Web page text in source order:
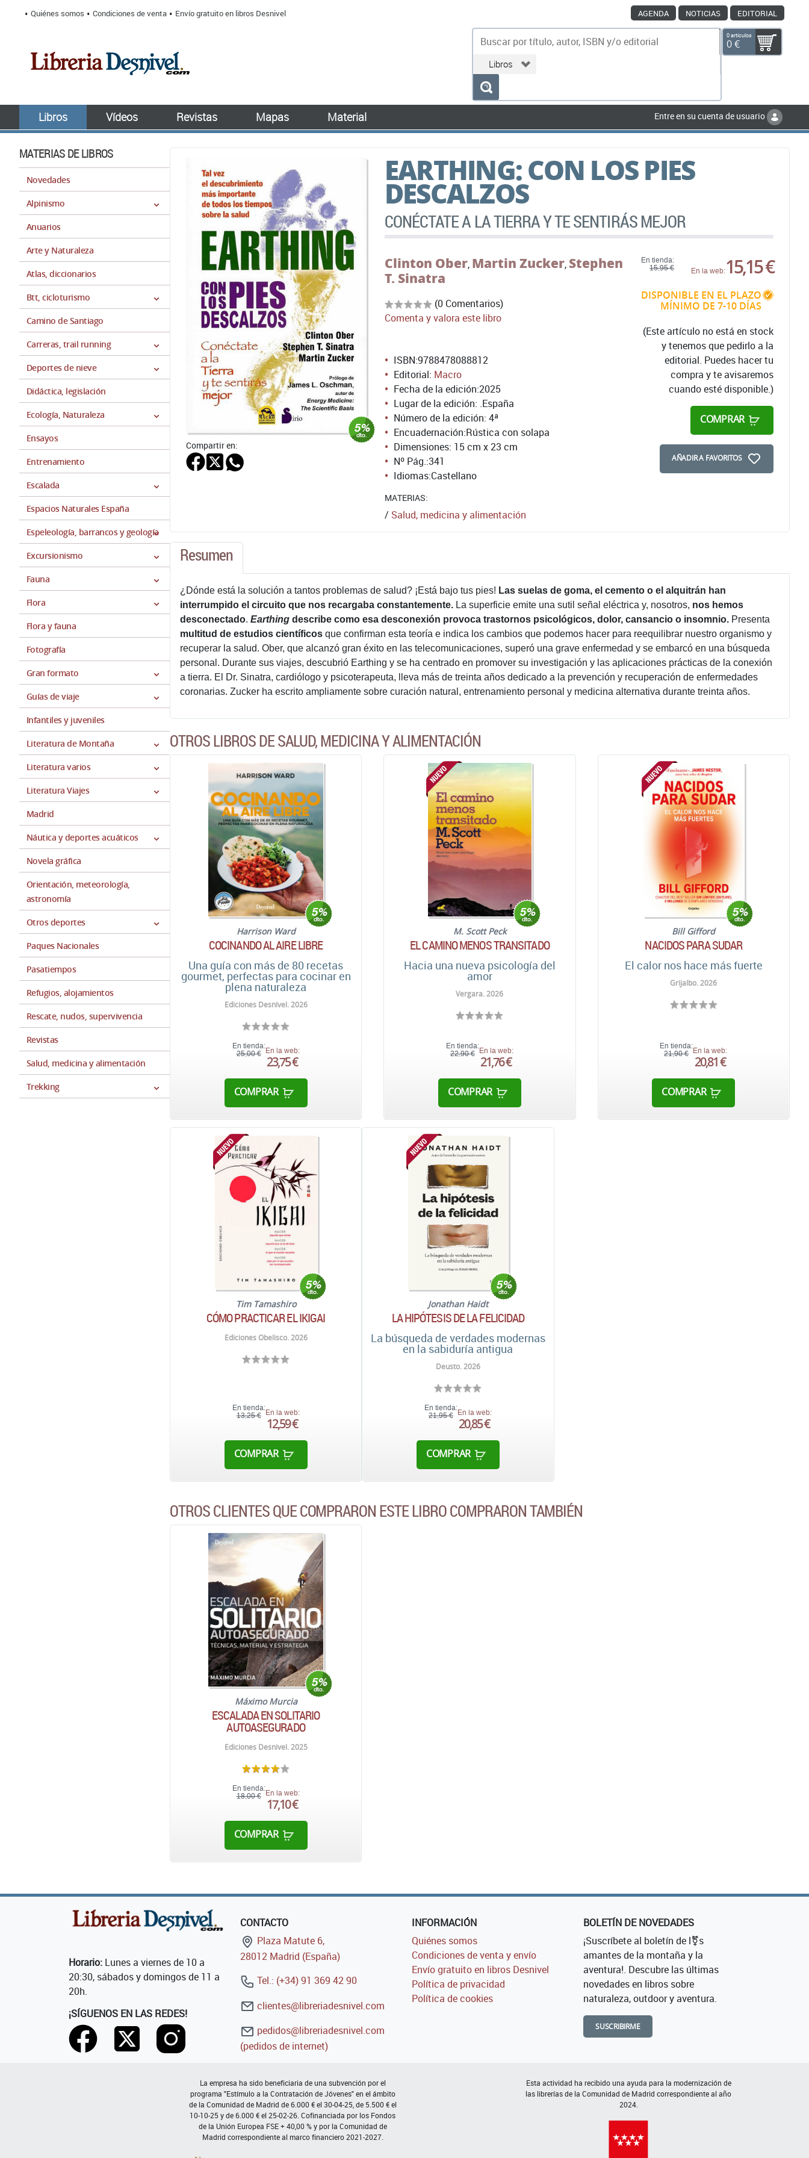
Quiénes somos Condiciones de venta Envío gratuito en libros Desnivel AGENDA NOTICIAS EDITORIAL
0 artículos
0 €
Libros Vídeos Revistas Mapas Material Entre en su cuenta de usuario
MATERIAS DE LIBROS
Novedades
Alpinismo
Anuarios
Arte y Naturaleza
Atlas, diccionarios
Btt, cicloturismo
Camino de Santiago
Carreras, trail running
Deportes de nieve
Didáctica, legislación
Ecología, Naturaleza
Ensayos
Entrenamiento
Escalada
Espacios Naturales España
Espeleología, barrancos y geología
Excursionismo
Fauna
Flora
Flora y fauna
Fotografía
Gran formato
Guías de viaje
Infantiles y juveniles
Literatura de Montaña
Literatura varios
Literatura Viajes
Madrid
Náutica y deportes acuáticos
Novela gráfica
Orientación, meteorología,
astronomía
Otros deportes
Paques Nacionales
Pasatiempos
Refugios, alojamientos
Rescate, nudos, supervivencia
Revistas
Salud, medicina y alimentación
Trekking
EARTHING: CON LOS PIES
DESCALZOS
CONÉCTATE A LA TIERRA Y TE SENTIRÁS MEJOR
Compartir en:
Clinton Ober, Martin Zucker, Stephen
T. Sinatra
(0 Comentarios)
Comenta y valora este libro
En tienda:
15,95 €
En la web:15,15 €
DISPONIBLE EN EL PLAZO
MÍNIMO DE 7-10 DÍAS
(Este artículo no está en stock
y tenemos que pedirlo a la
editorial. Puedes hacer tu
compra y te avisaremos
cuando esté disponible.)
COMPRAR
AÑADIR A FAVORITOS
ISBN:9788478088812
Editorial: Macro
Fecha de la edición:2025
Lugar de la edición: .España
Número de la edición: 4ª
Encuadernación:Rústica con solapa
Dimensiones: 15 cm x 23 cm
Nº Pág.:341
Idiomas:Castellano
MATERIAS:
/ Salud, medicina y alimentación
Resumen
¿Dónde está la solución a tantos problemas de salud? ¡Está bajo tus pies! Las suelas de goma, el cemento o el alquitrán han
interrumpido el circuito que nos recargaba constantemente. La superficie emite una sutil señal eléctrica y, nosotros, nos hemos
desconectado. Earthing describe como esa desconexión provoca trastornos psicológicos, dolor, cansancio o insomnio. Presenta
multitud de estudios científicos que confirman esta teoría e indica los cambios que podemos hacer para reequilibrar nuestro organismo y
recuperar la salud. Ober, que alcanzó gran éxito en las telecomunicaciones, superó una grave enfermedad y se embarcó en una búsqueda
personal. Durante sus viajes, descubrió Earthing y se ha centrado en promover su investigación y las aplicaciones prácticas de la conexión
a tierra. El Dr. Sinatra, cardiólogo y psicoterapeuta, lleva más de treinta años dedicado a la prevención y recuperación de enfermedades
coronarias. Zucker ha escrito ampliamente sobre curación natural, entrenamiento personal y medicina alternativa durante treinta años.
OTROS LIBROS DE SALUD, MEDICINA Y ALIMENTACIÓN
Harrison Ward
COCINANDO AL AIRE LIBRE
Una guía con más de 80 recetas
gourmet, perfectas para cocinar en
plena naturaleza
Ediciones Desnivel. 2026
En tienda:
25,00 € En la web:
23,75 €
COMPRAR
M. Scott Peck
EL CAMINO MENOS TRANSITADO
Hacia una nueva psicología del
amor
Vergara. 2026
En tienda:
22,90 € En la web:
21,76 €
COMPRAR
Bill Gifford
NACIDOS PARA SUDAR
El calor nos hace más fuerte
Grijalbo. 2026
En tienda:
21,90 €
En la web:
20,81 €
COMPRAR
Tim Tamashiro
CÓMO PRACTICAR EL IKIGAI
Ediciones Obelisco. 2026
En tienda:
13,25 € En la web:
12,59 €
COMPRAR
Jonathan Haidt
LA HIPÓTESIS DE LA FELICIDAD
La búsqueda de verdades modernas
en la sabiduría antigua
Deusto. 2026
En tienda:
21,95 € En la web:
20,85 €
COMPRAR
OTROS CLIENTES QUE COMPRARON ESTE LIBRO COMPRARON TAMBIÉN
Máximo Murcia
ESCALADA EN SOLITARIO
AUTOASEGURADO
Ediciones Desnivel. 2025
En tienda:
18,00 € En la web:
17,10 €
COMPRAR
Horario: Lunes a viernes de 10 a
20:30, sábados y domingos de 11 a
20h.
¡SÍGUENOS EN LAS REDES!
CONTACTO
Plaza Matute 6,
28012 Madrid (España)
Tel.: (+34) 91 369 42 90
clientes@libreriadesnivel.com
pedidos@libreriadesnivel.com
(pedidos de internet)
INFORMACIÓN
Quiénes somos
Condiciones de venta y envío
Envío gratuito en libros Desnivel
Política de privacidad
Política de cookies
BOLETÍN DE NOVEDADES
¡Suscríbete al boletín de l⚧s
amantes de la montaña y la
aventura!. Descubre las últimas
novedades en libros sobre
naturaleza, outdoor y aventura.
SUSCRIBIRME
La empresa ha sido beneficiaria de una subvención por el
programa "Estímulo a la Contratación de Jóvenes" en el ámbito
de la Comunidad de Madrid de 6.000 € el 30-04-25, de 5.500 € el
10-10-25 y de 6.000 € el 25-02-26. Cofinanciada por los Fondos
de la Unión Europea FSE + 40,00 % y por la Comunidad de
Madrid correspondiente al marco financiero 2021-2027.
Esta actividad ha recibido una ayuda para la modernización de
las librerías de la Comunidad de Madrid correspondiente al año
2024.